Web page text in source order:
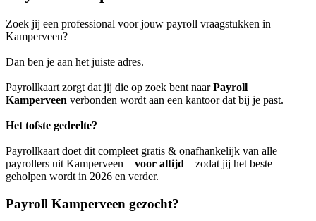
Zoek jij een professional voor jouw payroll vraagstukken in
Kamperveen?
Dan ben je aan het juiste adres.
Payrollkaart zorgt dat jij die op zoek bent naarPayroll
Kamperveen verbonden wordt aan een kantoor dat bij je past.
Het tofste gedeelte?
Payrollkaart doet dit compleet gratis & onafhankelijk van alle
payrollers uit Kamperveen – voor altijd – zodat jij het beste
geholpen wordt in 2026 en verder.
Payroll Kamperveen gezocht?